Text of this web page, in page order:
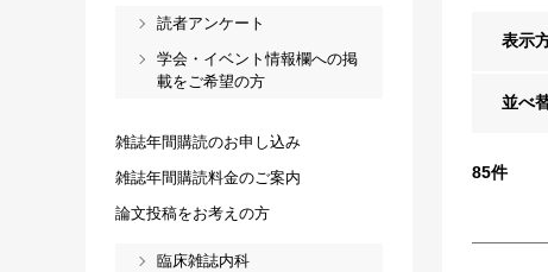
表示
並べ
85件
読者アンケート
学会・イベント情報欄への掲
載をご希望の方
雑誌年間購読のお申し込み
雑誌年間購読料金のご案内
論文投稿をお考えの方
臨床雑誌内科